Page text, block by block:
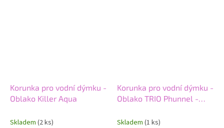
Korunka pro vodní dýmku -
Oblako Killer Aqua
Skladem (2 ks)
Korunka pro vodní dýmku -
Oblako TRIO Phunnel -
Skladem (1 ks)